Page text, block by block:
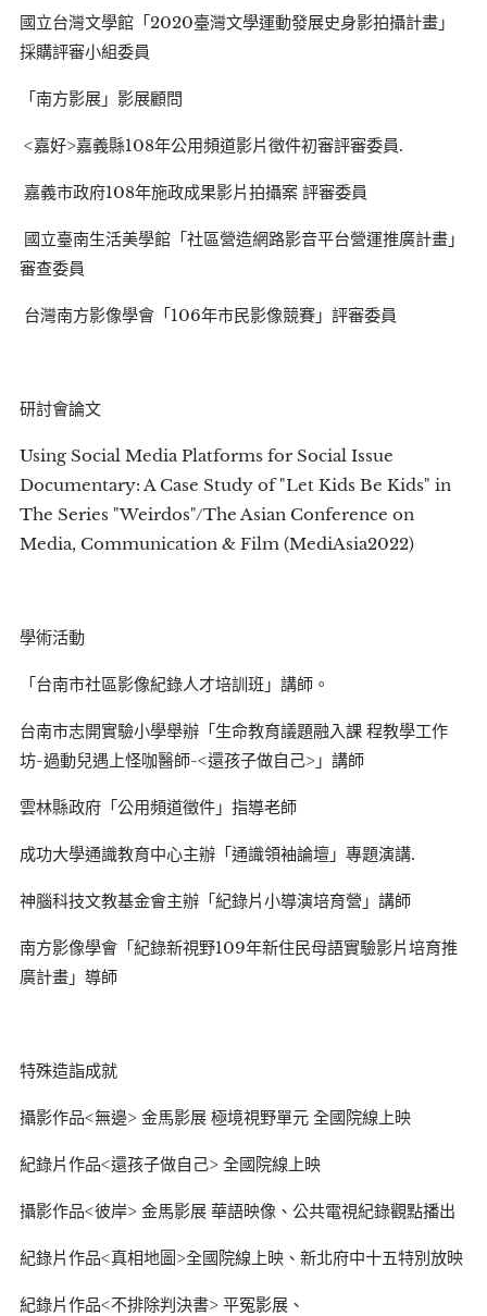
國立台灣文學館「2020臺灣文學運動發展史身影拍攝計畫」
採購評審小組委員
「南方影展」影展顧問
<嘉好>嘉義縣108年公用頻道影片徵件初審評審委員.
嘉義市政府108年施政成果影片拍攝案 評審委員
國立臺南生活美學館「社區營造網路影音平台營運推廣計畫」
審查委員
台灣南方影像學會「106年市民影像競賽」評審委員
研討會論文
Using Social Media Platforms for Social Issue
Documentary: A Case Study of "Let Kids Be Kids" in
The Series "Weirdos"/The Asian Conference on
Media, Communication & Film (MediAsia2022)
學術活動
「台南市社區影像紀錄人才培訓班」講師。
台南市志開實驗小學舉辦「生命教育議題融入課 程教學工作
坊-過動兒遇上怪咖醫師-<還孩子做自己>」講師
雲林縣政府「公用頻道徵件」指導老師
成功大學通識教育中心主辦「通識領袖論壇」專題演講.
神腦科技文教基金會主辦「紀錄片小導演培育營」講師
南方影像學會「紀錄新視野109年新住民母語實驗影片培育推
廣計畫」導師
特殊造詣成就
攝影作品<無邊> 金馬影展 極境視野單元 全國院線上映
紀錄片作品<還孩子做自己> 全國院線上映
攝影作品<彼岸> 金馬影展 華語映像、公共電視紀錄觀點播出
紀錄片作品<真相地圖>全國院線上映、新北府中十五特別放映
紀錄片作品<不排除判決書> 平冤影展、